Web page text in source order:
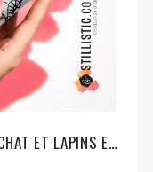
COUPON FUROSHIKI COLORIABLE CHAT ET LAPINS EMBALLAGE CADEAU COTON ÉCO-RESPONSABLE